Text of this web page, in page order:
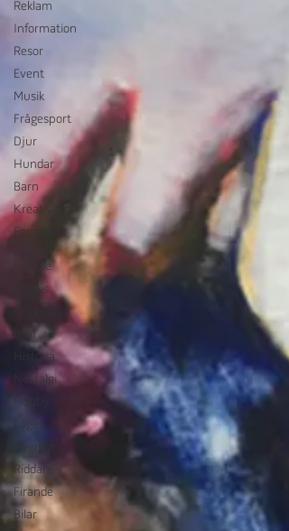
Reklam
Information
Resor
Event
Musik
Frågesport
Djur
Hundar
Barn
Kreativitet
Familj
inträde
Loppis
Bilar
Historia
Nostalgi
Hobby
Läger
Äventyr
Riddare
Firande
Bilar